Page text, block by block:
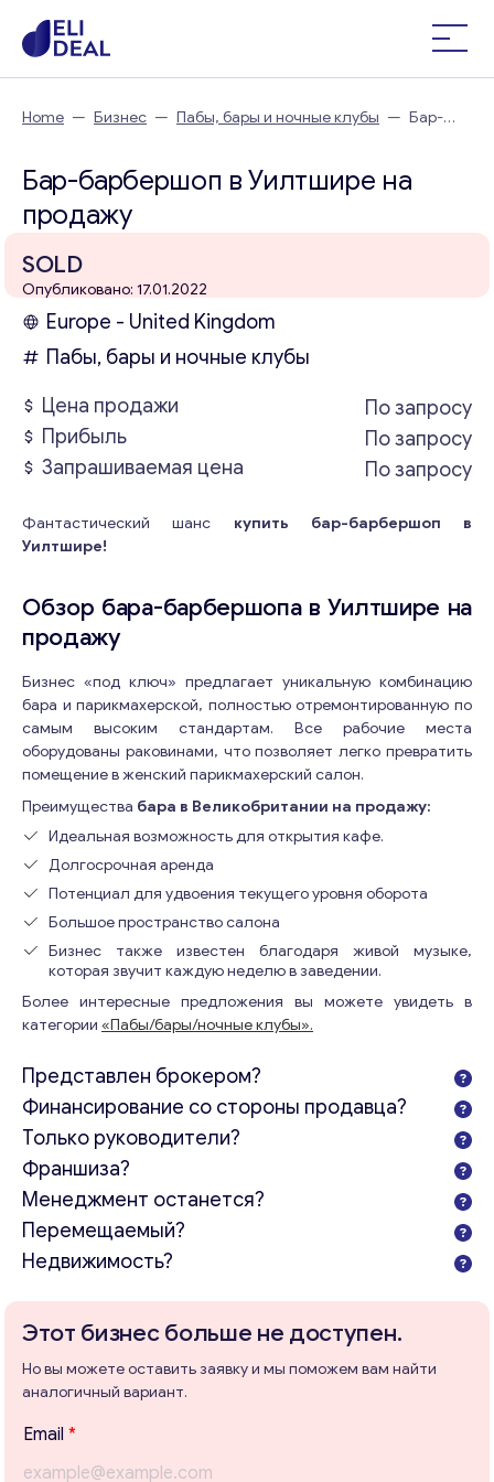
Home — Бизнес — Пабы, бары и ночные клубы — Бар-
Бар-барбершоп в Уилтшире на
продажу
SOLD
Опубликовано: 17.01.2022
Europe - United Kingdom
Пабы, бары и ночные клубы
Цена продажи
По запросу
Прибыль
По запросу
Запрашиваемая цена
По запросу
Фантастический шанс купить бар-барбершоп в
Уилтшире!
Обзор бара-барбершопа в Уилтшире на
продажу
Бизнес «под ключ» предлагает уникальную комбинацию
бара и парикмахерской, полностью отремонтированную по
самым высоким стандартам. Все рабочие места
оборудованы раковинами, что позволяет легко превратить
помещение в женский парикмахерский салон.
Преимущества бара в Великобритании на продажу:
Идеальная возможность для открытия кафе.
Долгосрочная аренда
Потенциал для удвоения текущего уровня оборота
Большое пространство салона
Бизнес также известен благодаря живой музыке,
которая звучит каждую неделю в заведении.
Более интересные предложения вы можете увидеть в
категории «Пабы/бары/ночные клубы».
Представлен брокером?
Финансирование со стороны продавца?
Только руководители?
Франшиза?
Менеджмент останется?
Перемещаемый?
Недвижимость?
Этот бизнес больше не доступен.
Но вы можете оставить заявку и мы поможем вам найти
аналогичный вариант.
Т
е
м
Email *